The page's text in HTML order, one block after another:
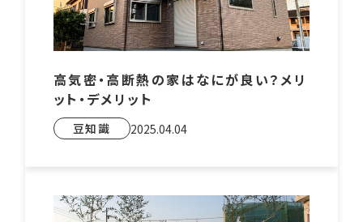
高気密・高断熱の家はなにが良い？メリ
ット・デメリット
豆知識 2025.04.04